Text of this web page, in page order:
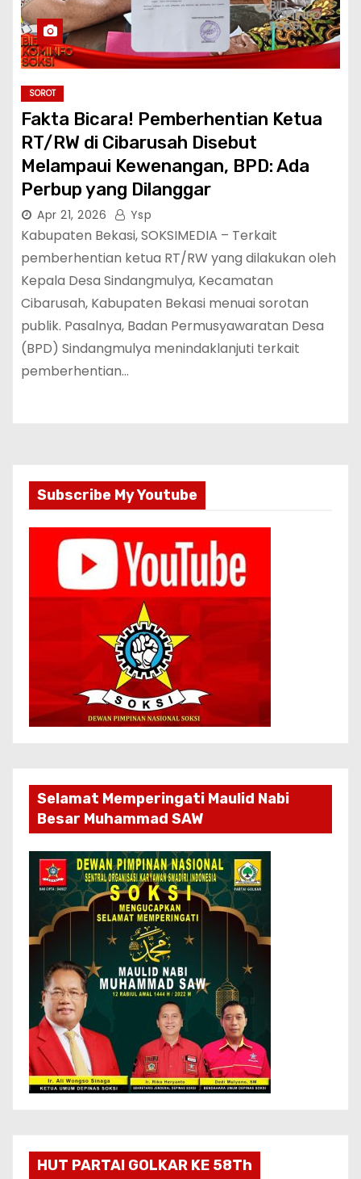
SOROT
Fakta Bicara! Pemberhentian Ketua
RT/RW di Cibarusah Disebut
Melampaui Kewenangan, BPD: Ada
Perbup yang Dilanggar
Apr 21, 2026 Ysp
Kabupaten Bekasi, SOKSIMEDIA – Terkait
pemberhentian ketua RT/RW yang dilakukan oleh
Kepala Desa Sindangmulya, Kecamatan
Cibarusah, Kabupaten Bekasi menuai sorotan
publik. Pasalnya, Badan Permusyawaratan Desa
(BPD) Sindangmulya menindaklanjuti terkait
pemberhentian…
Subscribe My Youtube
Selamat Memperingati Maulid Nabi
Besar Muhammad SAW
HUT PARTAI GOLKAR KE 58Th